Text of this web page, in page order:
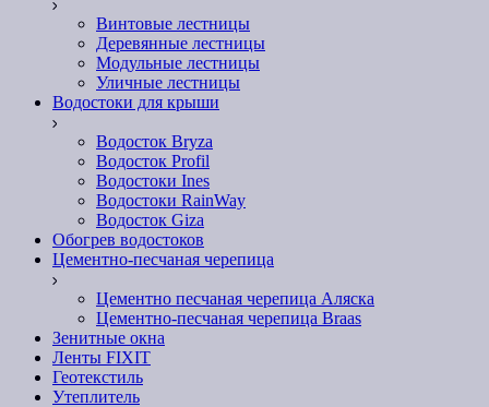
Винтовые лестницы
Деревянные лестницы
Модульные лестницы
Уличные лестницы
Водостоки для крыши
Водосток Bryza
Водосток Profil
Водостоки Ines
Водостоки RainWay
Водосток Giza
Обогрев водостоков
Цементно-песчаная черепица
Цементно песчаная черепица Аляска
Цементно-песчаная черепица Braas
Зенитные окна
Ленты FIXIT
Геотекстиль
Утеплитель